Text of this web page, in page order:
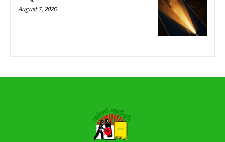
August 7, 2026